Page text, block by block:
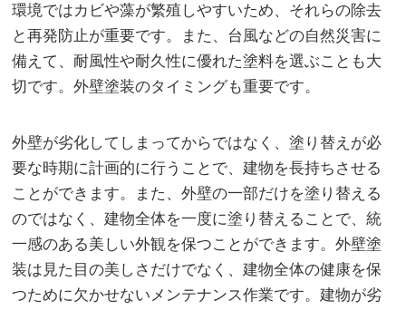
環境ではカビや藻が繁殖しやすいため、それらの除去
と再発防止が重要です。また、台風などの自然災害に
備えて、耐風性や耐久性に優れた塗料を選ぶことも大
切です。外壁塗装のタイミングも重要です。
外壁が劣化してしまってからではなく、塗り替えが必
要な時期に計画的に行うことで、建物を長持ちさせる
ことができます。また、外壁の一部だけを塗り替える
のではなく、建物全体を一度に塗り替えることで、統
一感のある美しい外観を保つことができます。外壁塗
装は見た目の美しさだけでなく、建物全体の健康を保
つために欠かせないメンテナンス作業です。建物が劣